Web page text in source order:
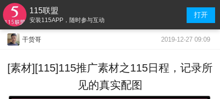
115联盟
安装115APP，随时参与互动
打开
干货哥 2019-12-27 09:09
[素材][115]115推广素材之115日程，记录所
见的真实配图